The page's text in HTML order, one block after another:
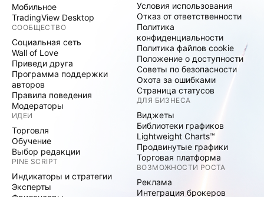
Мобильное
TradingView Desktop
СООБЩЕСТВО
Социальная сеть
Wall of Love
Приведи друга
Программа поддержки
авторов
Правила поведения
Модераторы
ИДЕИ
Торговля
Обучение
Выбор редакции
PINE SCRIPT
Индикаторы и стратегии
Эксперты
Условия использования
Отказ от ответственности
Политика
конфиденциальности
Политика файлов cookie
Положение о доступности
Советы по безопасности
Охота за ошибками
Страница статусов
ДЛЯ БИЗНЕСА
Виджеты
Библиотеки графиков
Lightweight Charts™
Продвинутые графики
Торговая платформа
ВОЗМОЖНОСТИ РОСТА
Реклама
Интеграция брокеров